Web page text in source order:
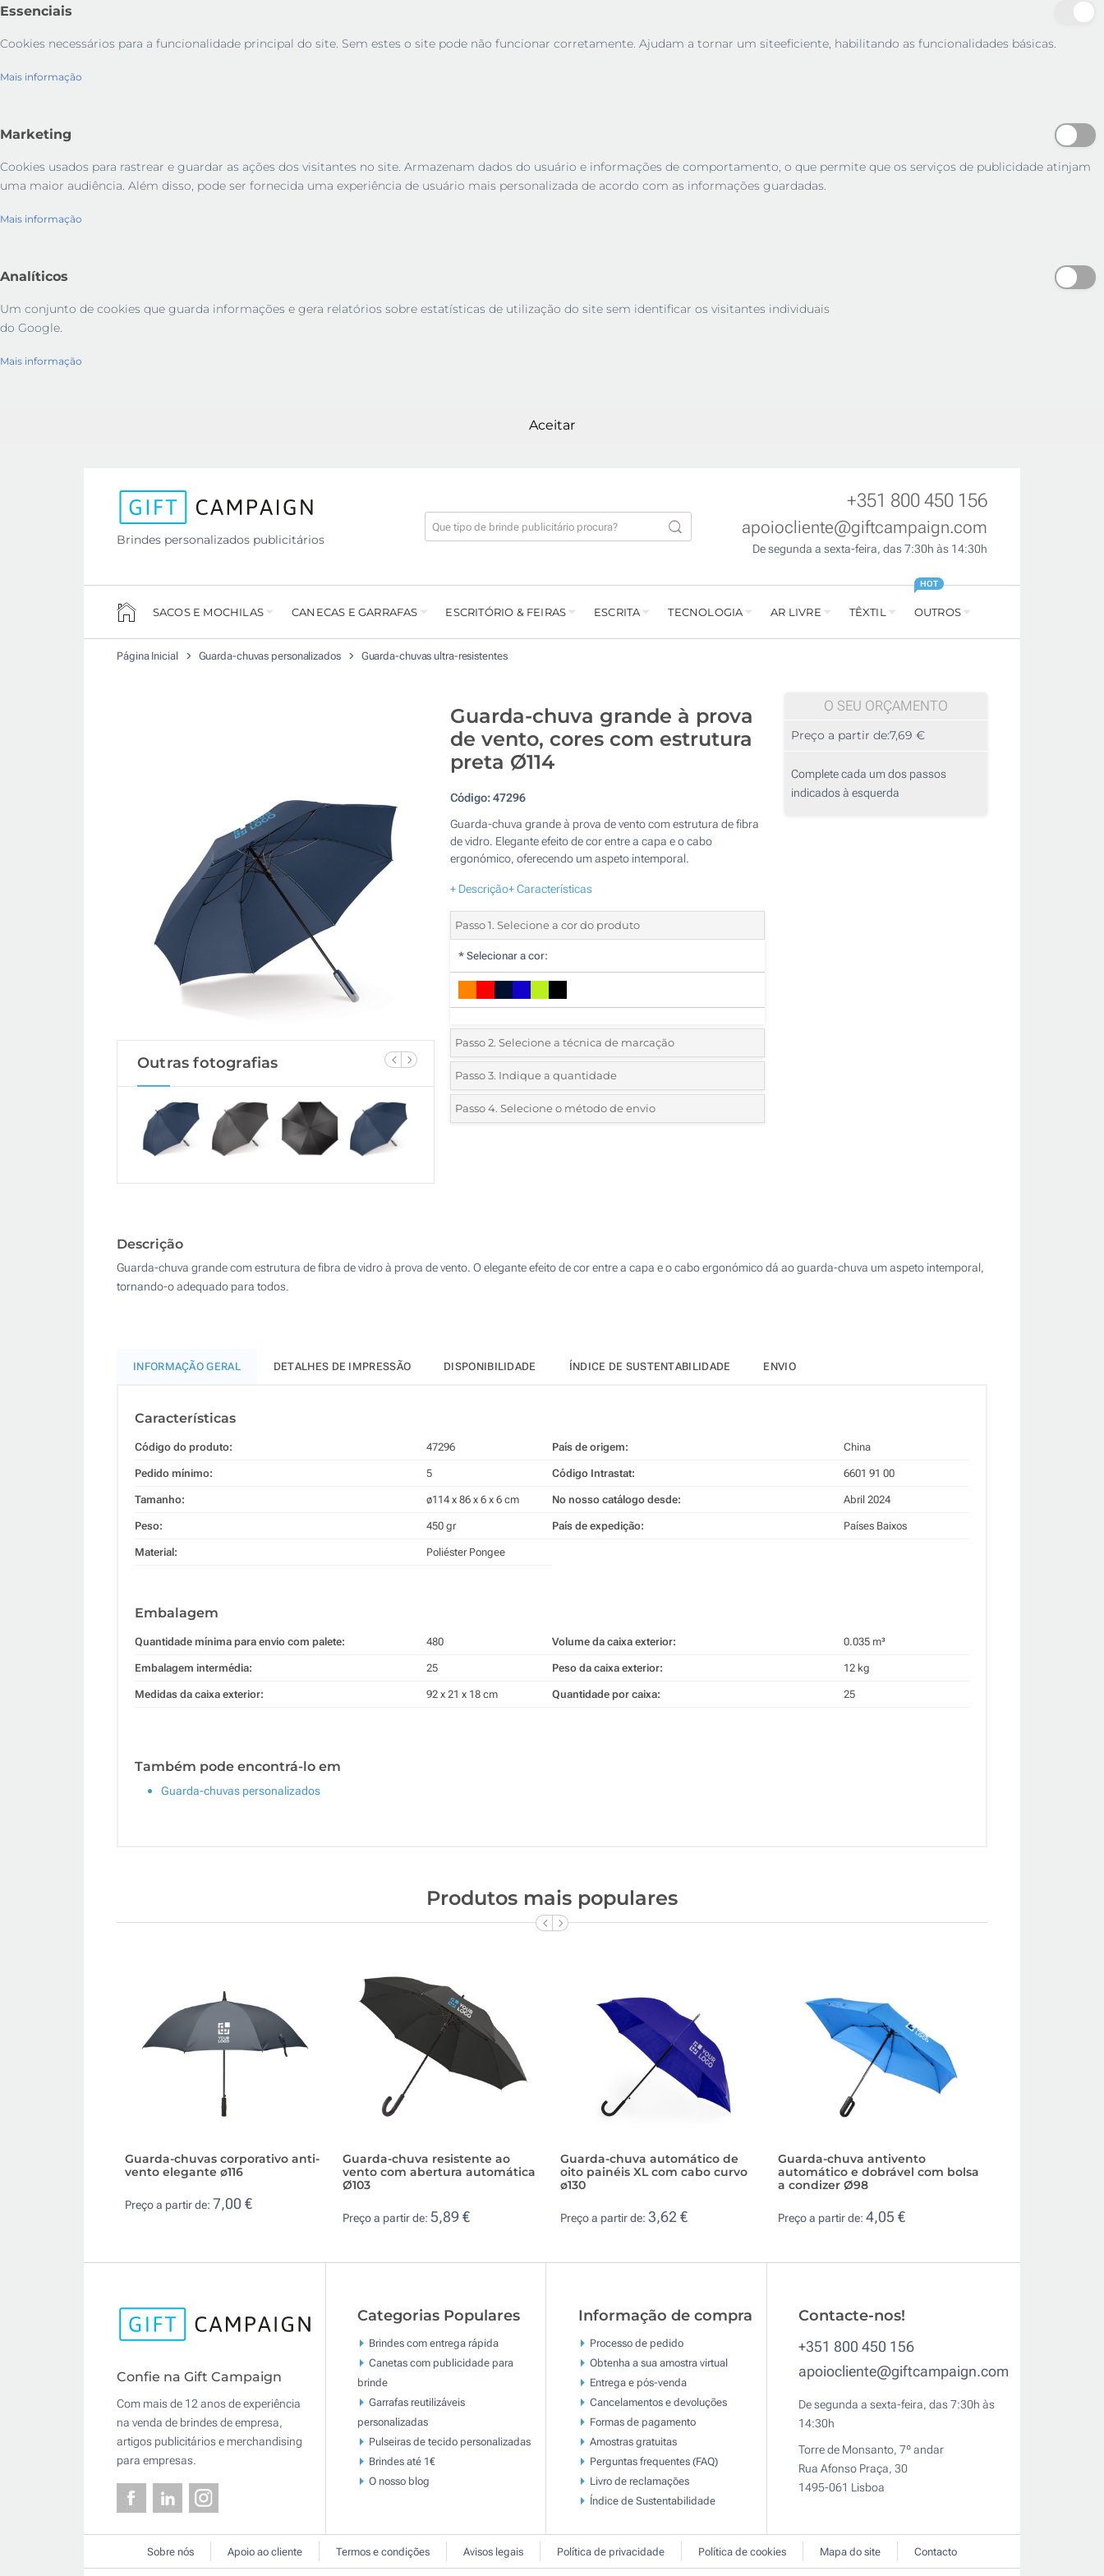
Essenciais
Cookies necessários para a funcionalidade principal do site. Sem estes o site pode não funcionar corretamente. Ajudam a tornar um siteeficiente, habilitando as funcionalidades básicas.
Mais informação
Marketing
Cookies usados ​​para rastrear e guardar as ações dos visitantes no site. Armazenam dados do usuário e informações de comportamento, o que permite que os serviços de publicidade atinjam
uma maior audiência. Além disso, pode ser fornecida uma experiência de usuário mais personalizada de acordo com as informações guardadas.
Mais informação
Analíticos
Um conjunto de cookies que guarda informações e gera relatórios sobre estatísticas de utilização do site sem identificar os visitantes individuais
do Google.
Mais informação
Aceitar
Brindes personalizados publicitários
+351 800 450 156
apoiocliente@giftcampaign.com
De segunda a sexta-feira, das 7:30h às 14:30h
SACOS E MOCHILAS CANECAS E GARRAFAS ESCRITÓRIO & FEIRAS ESCRITA TECNOLOGIA AR LIVRE TÊXTIL OUTROS
HOT
Página Inicial Guarda-chuvas personalizados Guarda-chuvas ultra-resistentes
Outras fotografias
Guarda-chuva grande à prova
de vento, cores com estrutura
preta Ø114
Código:47296
Guarda-chuva grande à prova de vento com estrutura de fibra
de vidro. Elegante efeito de cor entre a capa e o cabo
ergonómico, oferecendo um aspeto intemporal.
+ Descrição+ Características
Passo 1. Selecione a cor do produto
* Selecionar a cor:
Passo 2. Selecione a técnica de marcação
*Selecione o tipo de marcação e as cores do logotipo:
1 Cor (Parte superior)
Transferência digital a cores (Parte superior)
Passo 3. Indique a quantidade
*Quantidade mínima:5
50
Passo 4. Selecione o método de envio
O SEU ORÇAMENTO
Preço a partir de:7,69 €
Complete cada um dos passos
indicados à esquerda
Descrição
Guarda-chuva grande com estrutura de fibra de vidro à prova de vento. O elegante efeito de cor entre a capa e o cabo ergonómico dá ao guarda-chuva um aspeto intemporal,
tornando-o adequado para todos.
INFORMAÇÃO GERAL DETALHES DE IMPRESSÃO DISPONIBILIDADE ÍNDICE DE SUSTENTABILIDADE ENVIO
Características
Código do produto: 47296
Pedido mínimo: 5
Tamanho: ø114 x 86 x 6 x 6 cm
Peso: 450 gr
Material: Poliéster Pongee
País de origem: China
Código Intrastat: 6601 91 00
No nosso catálogo desde: Abril 2024
País de expedição: Países Baixos
Embalagem
Quantidade mínima para envio com palete: 480
Embalagem intermédia: 25
Medidas da caixa exterior: 92 x 21 x 18 cm
Volume da caixa exterior: 0.035 m³
Peso da caixa exterior: 12 kg
Quantidade por caixa: 25
Também pode encontrá-lo em
Guarda-chuvas personalizados
Produtos mais populares
Guarda-chuvas corporativo anti-
vento elegante ø116
Preço a partir de: 7,00 €
Guarda-chuva resistente ao
vento com abertura automática
Ø103
Preço a partir de: 5,89 €
Guarda-chuva automático de
oito painéis XL com cabo curvo
ø130
Preço a partir de: 3,62 €
Guarda-chuva antivento
automático e dobrável com bolsa
a condizer Ø98
Preço a partir de: 4,05 €
Confie na Gift Campaign
Com mais de 12 anos de experiência
na venda de brindes de empresa,
artigos publicitários e merchandising
para empresas.
Categorias Populares
Brindes com entrega rápida
Canetas com publicidade para
brinde
Garrafas reutilizáveis
personalizadas
Pulseiras de tecido personalizadas
Brindes até 1€
O nosso blog
Informação de compra
Processo de pedido
Obtenha a sua amostra virtual
Entrega e pós-venda
Cancelamentos e devoluções
Formas de pagamento
Amostras gratuitas
Perguntas frequentes (FAQ)
Livro de reclamaçōes
Índice de Sustentabilidade
Contacte-nos!
+351 800 450 156
apoiocliente@giftcampaign.com
De segunda a sexta-feira, das 7:30h às
14:30h
Torre de Monsanto, 7º andar
Rua Afonso Praça, 30
1495-061 Lisboa
Sobre nós Apoio ao cliente Termos e condições Avisos legais Política de privacidade Política de cookies Mapa do site Contacto